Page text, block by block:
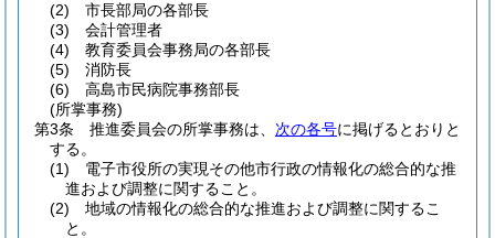
(2)
市長部局の各部長
(3)
会計管理者
(4)
教育委員会事務局の各部長
(5)
消防長
(6)
高島市民病院事務部長
(所掌事務)
第3条
推進委員会の所掌事務は、 次の各号に掲げるとおりと
する。
(1)
電子市役所の実現その他市行政の情報化の総合的な推
進および調整に関すること。
(2)
地域の情報化の総合的な推進および調整に関するこ
と。